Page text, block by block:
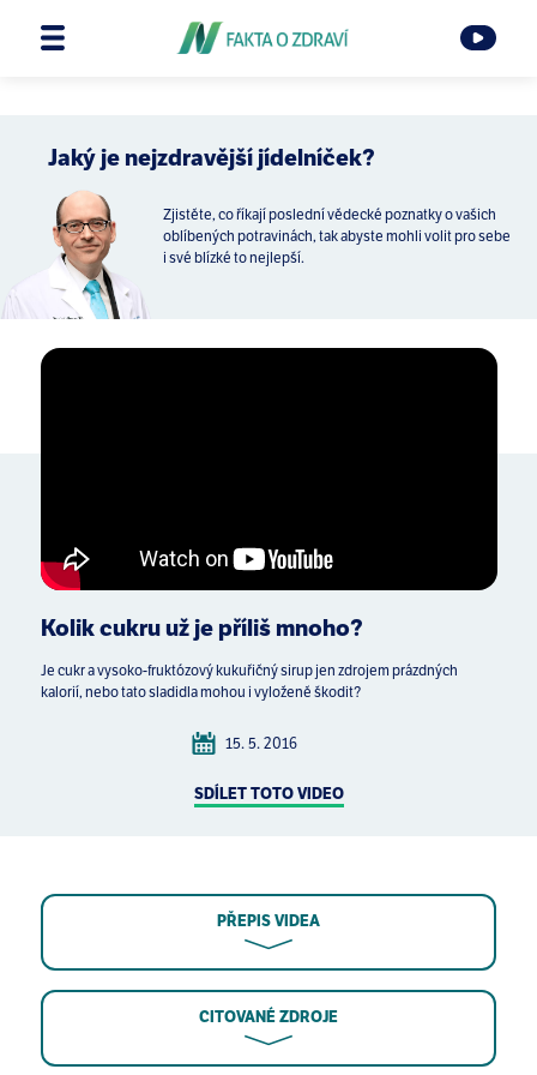
Jaký je nejzdravější jídelníček?
Zjistěte, co říkají poslední vědecké poznatky o vašich
oblíbených potravinách, tak abyste mohli volit pro sebe
i své blízké to nejlepší.
Kolik cukru už je příliš mnoho?
Je cukr a vysoko-fruktózový kukuřičný sirup jen zdrojem prázdných
kalorií, nebo tato sladidla mohou i vyloženě škodit?
15. 5. 2016
SDÍLET TOTO VIDEO
PŘEPIS VIDEA
CITOVANÉ ZDROJE